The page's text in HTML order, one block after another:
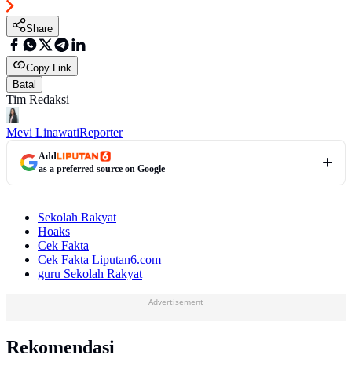
Share
Copy Link
Batal
Tim Redaksi
Mevi LinawatiReporter
Add
as a preferred source on Google
Sekolah Rakyat
Hoaks
Cek Fakta
Cek Fakta Liputan6.com
guru Sekolah Rakyat
Advertisement
Rekomendasi